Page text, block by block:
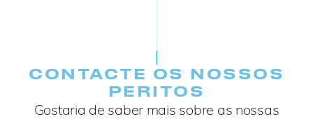
CONTACTE OS NOSSOS
PERITOS
Gostaria de saber mais sobre as nossas